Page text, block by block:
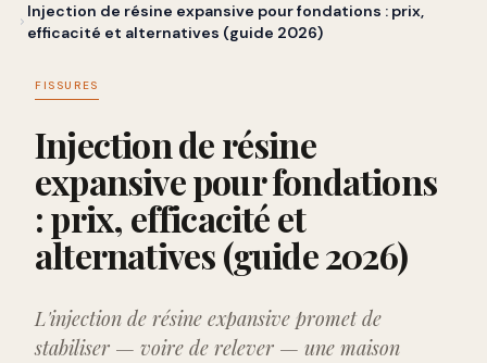
Injection de résine expansive pour fondations : prix,
efficacité et alternatives (guide 2026)
FISSURES
Injection de résine
expansive pour fondations
: prix, efficacité et
alternatives (guide 2026)
L'injection de résine expansive promet de
stabiliser — voire de relever — une maison